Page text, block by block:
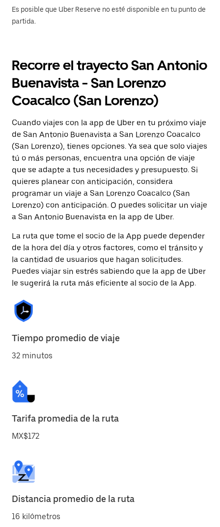
Es posible que Uber Reserve no esté disponible en tu punto de
partida.
Recorre el trayecto San Antonio
Buenavista - San Lorenzo
Coacalco (San Lorenzo)
Cuando viajes con la app de Uber en tu próximo viaje
de San Antonio Buenavista a San Lorenzo Coacalco
(San Lorenzo), tienes opciones. Ya sea que solo viajes
tú o más personas, encuentra una opción de viaje
que se adapte a tus necesidades y presupuesto. Si
quieres planear con anticipación, considera
programar un viaje a San Lorenzo Coacalco (San
Lorenzo) con anticipación. O puedes solicitar un viaje
a San Antonio Buenavista en la app de Uber.
La ruta que tome el socio de la App puede depender
de la hora del día y otros factores, como el tránsito y
la cantidad de usuarios que hagan solicitudes.
Puedes viajar sin estrés sabiendo que la app de Uber
le sugerirá la ruta más eficiente al socio de la App.
Tiempo promedio de viaje
32 minutos
Tarifa promedia de la ruta
MX$172
Distancia promedio de la ruta
16 kilómetros